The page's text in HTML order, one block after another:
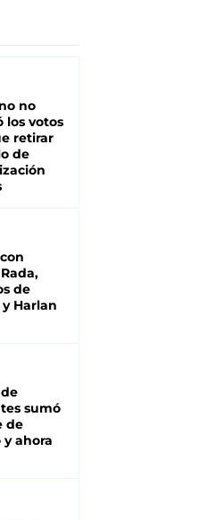
no
los votos
retirar
de
de
Harlan
sumó
de
y ahora